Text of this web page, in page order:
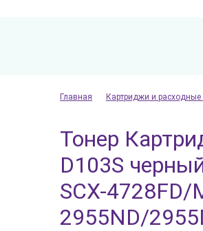
Главная Картриджи и
Тонер
D103S
SCX-4728FD/
2955ND/